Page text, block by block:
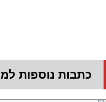
כתבות נוספות